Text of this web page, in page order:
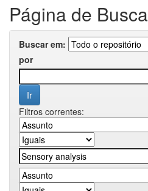
Página de Busca
Buscar em:
por
Filtros correntes: